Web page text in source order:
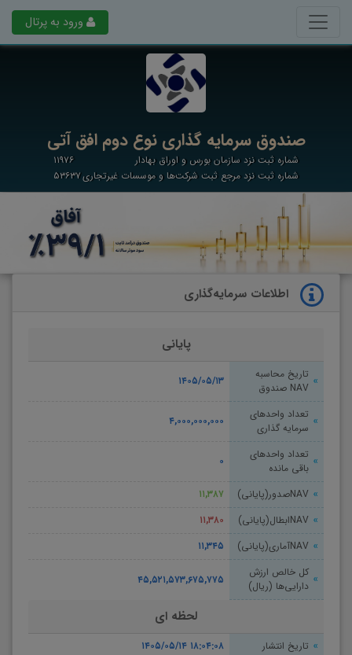
ورود به پرتال
صندوق سرمایه گذاری نوع دوم افق آتی
شماره ثبت نزد سازمان بورس و اوراق بهادار
۱۱۹۷۶
شماره ثبت نزد مرجع ثبت شرکت‌ها و موسسات غیرتجاری۵۳۶۳۷
اطلاعات سرمایه‌گذاری
پایانی
تاریخ محاسبه
NAV صندوق
۱۴۰۵/۰۵/۱۳
تعداد واحدهای
سرمایه گذاری
۴,۰۰۰,۰۰۰,۰۰۰
تعداد واحدهای
باقی مانده
۰
NAVصدور(پایانی)
۱۱,۳۸۷
NAVابطال(پایانی)
۱۱,۳۸۰
NAVآماری(پایانی)
۱۱,۳۴۵
کل خالص ارزش
دارایی‌ها (ریال)
۴۵,۵۲۱,۵۷۳,۶۷۵,۷۷۵
لحظه ای
تاریخ انتشار
۱۴۰۵/۰۵/۱۴ ۱۸:۰۴:۰۸